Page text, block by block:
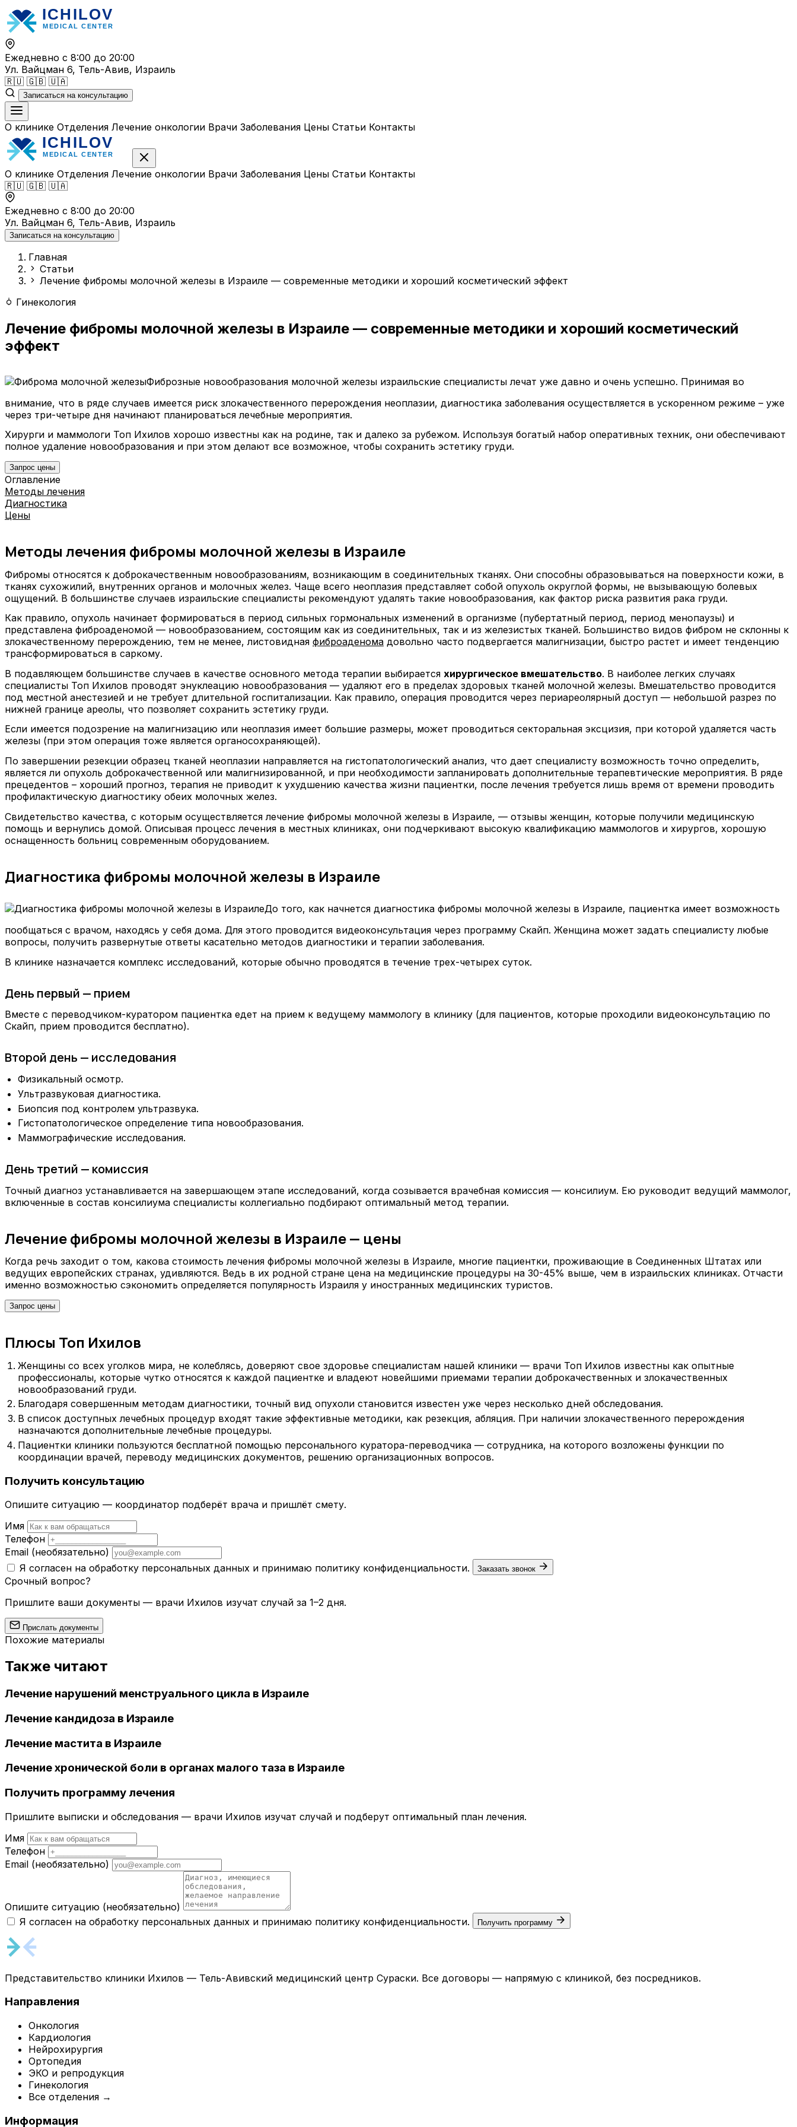
Перейти
к
содержимому
Ежедневно с 8:00 до 20:00
Ул. Вайцман 6, Тель-Авив, Израиль
🇷🇺 🇬🇧 🇺🇦
Записаться на консультацию
О клинике Отделения Лечение онкологии Врачи Заболевания Цены Статьи Контакты
О клинике Отделения Лечение онкологии Врачи Заболевания Цены Статьи Контакты
🇷🇺 🇬🇧 🇺🇦
Ежедневно с 8:00 до 20:00
Ул. Вайцман 6, Тель-Авив, Израиль
Записаться на консультацию
Главная
Статьи
Лечение фибромы молочной железы в Израиле — современные методики и хороший косметический эффект
Гинекология
Лечение фибромы молочной железы в Израиле — современные методики и хороший косметический
эффект
Фиброзные новообразования молочной железы израильские специалисты лечат уже давно и очень успешно. Принимая во
внимание, что в ряде случаев имеется риск злокачественного перерождения неоплазии, диагностика заболевания осуществляется в ускоренном режиме – уже
через три-четыре дня начинают планироваться лечебные мероприятия.
Хирурги и маммологи Топ Ихилов хорошо известны как на родине, так и далеко за рубежом. Используя богатый набор оперативных техник, они обеспечивают
полное удаление новообразования и при этом делают все возможное, чтобы сохранить эстетику груди.
Запрос цены
Оглавление
Методы лечения
Диагностика
Цены
Методы лечения фибромы молочной железы в Израиле
Фибромы относятся к доброкачественным новообразованиям, возникающим в соединительных тканях. Они способны образовываться на поверхности кожи, в
тканях сухожилий, внутренних органов и молочных желез. Чаще всего неоплазия представляет собой опухоль округлой формы, не вызывающую болевых
ощущений. В большинстве случаев израильские специалисты рекомендуют удалять такие новообразования, как фактор риска развития рака груди.
Как правило, опухоль начинает формироваться в период сильных гормональных изменений в организме (пубертатный период, период менопаузы) и
представлена фиброаденомой — новообразованием, состоящим как из соединительных, так и из железистых тканей. Большинство видов фибром не склонны к
злокачественному перерождению, тем не менее, листовидная фиброаденома довольно часто подвергается малигнизации, быстро растет и имеет тенденцию
трансформироваться в саркому.
В подавляющем большинстве случаев в качестве основного метода терапии выбирается хирургическое вмешательство. В наиболее легких случаях
специалисты Топ Ихилов проводят энуклеацию новообразования — удаляют его в пределах здоровых тканей молочной железы. Вмешательство проводится
под местной анестезией и не требует длительной госпитализации. Как правило, операция проводится через периареолярный доступ — небольшой разрез по
нижней границе ареолы, что позволяет сохранить эстетику груди.
Если имеется подозрение на малигнизацию или неоплазия имеет большие размеры, может проводиться секторальная эксцизия, при которой удаляется часть
железы (при этом операция тоже является органосохраняющей).
По завершении резекции образец тканей неоплазии направляется на гистопатологический анализ, что дает специалисту возможность точно определить,
является ли опухоль доброкачественной или малигнизированной, и при необходимости запланировать дополнительные терапевтические мероприятия. В ряде
прецедентов – хороший прогноз, терапия не приводит к ухудшению качества жизни пациентки, после лечения требуется лишь время от времени проводить
профилактическую диагностику обеих молочных желез.
Свидетельство качества, с которым осуществляется лечение фибромы молочной железы в Израиле, — отзывы женщин, которые получили медицинскую
помощь и вернулись домой. Описывая процесс лечения в местных клиниках, они подчеркивают высокую квалификацию маммологов и хирургов, хорошую
оснащенность больниц современным оборудованием.
Диагностика фибромы молочной железы в Израиле
До того, как начнется диагностика фибромы молочной железы в Израиле, пациентка имеет возможность
пообщаться с врачом, находясь у себя дома. Для этого проводится видеоконсультация через программу Скайп. Женщина может задать специалисту любые
вопросы, получить развернутые ответы касательно методов диагностики и терапии заболевания.
В клинике назначается комплекс исследований, которые обычно проводятся в течение трех-четырех суток.
День первый — прием
Вместе с переводчиком-куратором пациентка едет на прием к ведущему маммологу в клинику (для пациентов, которые проходили видеоконсультацию по
Скайп, прием проводится бесплатно).
Второй день — исследования
Физикальный осмотр.
Ультразвуковая диагностика.
Биопсия под контролем ультразвука.
Гистопатологическое определение типа новообразования.
Маммографические исследования.
День третий — комиссия
Точный диагноз устанавливается на завершающем этапе исследований, когда созывается врачебная комиссия — консилиум. Ею руководит ведущий маммолог,
включенные в состав консилиума специалисты коллегиально подбирают оптимальный метод терапии.
Лечение фибромы молочной железы в Израиле — цены
Когда речь заходит о том, какова стоимость лечения фибромы молочной железы в Израиле, многие пациентки, проживающие в Соединенных Штатах или
ведущих европейских странах, удивляются. Ведь в их родной стране цена на медицинские процедуры на 30-45% выше, чем в израильских клиниках. Отчасти
именно возможностью сэкономить определяется популярность Израиля у иностранных медицинских туристов.
Запрос цены
Плюсы Топ Ихилов
Женщины со всех уголков мира, не колеблясь, доверяют свое здоровье специалистам нашей клиники — врачи Топ Ихилов известны как опытные
профессионалы, которые чутко относятся к каждой пациентке и владеют новейшими приемами терапии доброкачественных и злокачественных
новообразований груди.
Благодаря совершенным методам диагностики, точный вид опухоли становится известен уже через несколько дней обследования.
В список доступных лечебных процедур входят такие эффективные методики, как резекция, абляция. При наличии злокачественного перерождения
назначаются дополнительные лечебные процедуры.
Пациентки клиники пользуются бесплатной помощью персонального куратора-переводчика — сотрудника, на которого возложены функции по
координации врачей, переводу медицинских документов, решению организационных вопросов.
Получить консультацию
Опишите ситуацию — координатор подберёт врача и пришлёт смету.
Имя
Телефон
Email (необязательно)
Я согласен на обработку персональных данных и принимаю политику конфиденциальности. Заказать звонок
Срочный вопрос?
Пришлите ваши документы — врачи Ихилов изучат случай за 1–2 дня.
Прислать документы
Похожие материалы
Также читают
Лечение нарушений менструального цикла в Израиле
Лечение кандидоза в Израиле
Лечение мастита в Израиле
Лечение хронической боли в органах малого таза в Израиле
Получить программу лечения
Пришлите выписки и обследования — врачи Ихилов изучат случай и подберут оптимальный план лечения.
Имя
Телефон
Email (необязательно)
Опишите ситуацию (необязательно)
Я согласен на обработку персональных данных и принимаю политику конфиденциальности. Получить программу
Представительство клиники Ихилов — Тель-Авивский медицинский центр Сураски. Все договоры — напрямую с клиникой, без посредников.
Направления
Онкология
Кардиология
Нейрохирургия
Ортопедия
ЭКО и репродукция
Гинекология
Все отделения →
Информация